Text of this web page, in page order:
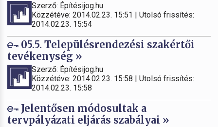
Szerző: Építésijog.hu
Közzétéve: 2014.02.23. 15:51 | Utolsó frissítés:
2014.02.23. 15:54
05.5. Településrendezési szakértői
tevékenység »
Szerző: Építésijog.hu
Közzétéve: 2014.02.23. 15:58 | Utolsó frissítés:
2014.02.23. 15:58
Jelentősen módosultak a
tervpályázati eljárás szabályai »